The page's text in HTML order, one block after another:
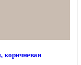
коричневая